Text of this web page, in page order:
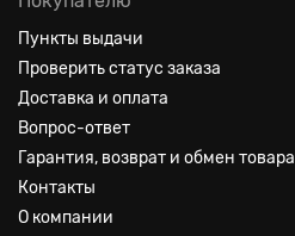
Пункты выдачи
Проверить статус заказа
Доставка и оплата
Вопрос-ответ
Гарантия, возврат и обмен товара
Контакты
О компании